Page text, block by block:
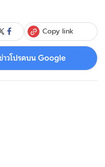
Copy link
าวโปรดบน Google